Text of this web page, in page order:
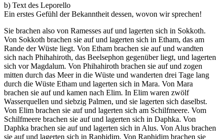
b) Text des Leporello
Ein erstes Gefühl der Bekanntheit dessen, wovon wir sprechen!
Sie brachen also von Ramesses auf und lagerten sich in Sokkoth.
Von Sokkoth brachen sie auf und lagerten sich in Etham, das am
Rande der Wüste liegt. Von Etham brachen sie auf und wandten
sich nach Phihahiroth, das Beelsephon gegenüber liegt, und lagerten
sich vor Magdalum. Von Phihahiroth brachen sie auf und zogen
mitten durch das Meer in die Wüste und wanderten drei Tage lang
durch die Wüste Etham und lagerten sich in Mara. Von Mara
brachen sie auf und kamen nach Elim. In Elim waren zwölf
Wasserquellen und siebzig Palmen, und sie lagerten sich daselbst.
Von Elim brachen sie auf und lagerten sich am Schilfmeere. Vom
Schilfmeere brachen sie auf und lagerten sich in Daphka. Von
Daphka brachen sie auf und lagerten sich in Alus. Von Alus brachen
sie auf und lagerten sich in Raphidim. Von Raphidim brachen sie